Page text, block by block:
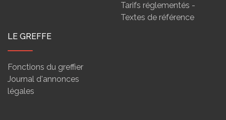
Tarifs réglementés -
Textes de référence
LE GREFFE
Fonctions du greffier
Journal d'annonces
légales